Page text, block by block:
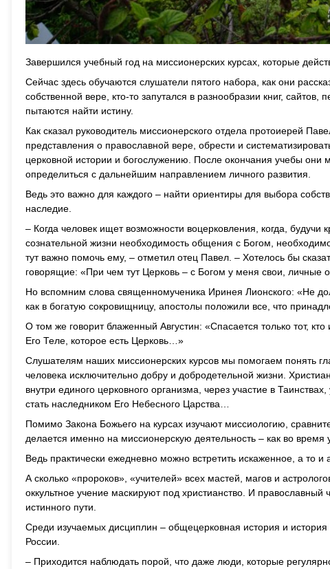
Завершился учебный год на миссионерских курсах, которые
Сейчас здесь обучаются слушатели пятого набора, как они
собственной вере, кто-то запутался в разнообразии книг,
пытаются найти истину.
Как сказал руководитель миссионерского отдела протоиерей
представления о православной вере, обрести и
церковной истории и богослужению. После окончания учебы они
определиться с дальнейшим направлением личного развития.
Ведь это важно для каждого – найти ориентиры для выбора
наследие.
– Когда человек ищет возможности воцерковления, когда,
сознательной жизни необходимость общения с Богом,
тут важно помочь ему, – отметил отец Павел. – Хотелось бы
говорящие: «При чем тут Церковь – с Богом у меня свои,
Но вспомним слова священномученика Иринея Лионского: «Не
как в богатую сокровищницу, апостолы положили все, что
О том же говорит блаженный Августин: «Спасается только тот,
Его Теле, которое есть Церковь…»
Слушателям наших миссионерских курсов мы помогаем понять
человека исключительно добру и добродетельной жизни.
внутри единого церковного организма, через участие в
стать наследником Его Небесного Царства…
Помимо Закона Божьего на курсах изучают миссиологию,
делается именно на миссионерскую деятельность – как во время
Ведь практически ежедневно можно встретить искаженное, а то
А сколько «пророков», «учителей» всех мастей, магов и
оккультное учение маскируют под христианство. И
истинного пути.
Среди изучаемых дисциплин – общецерковная история и
России.
– Приходится наблюдать порой, что даже люди, которые